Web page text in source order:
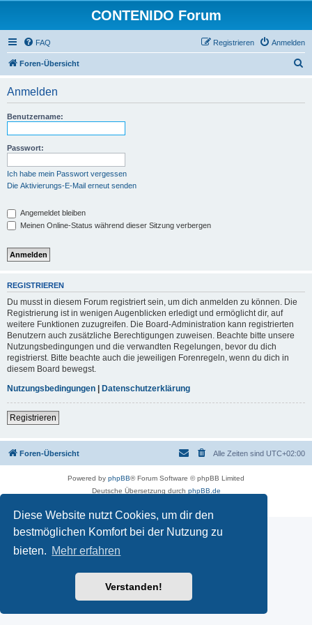
Diese Website nutzt Cookies, um dir den
bestmöglichen Komfort bei der Nutzung zu
bieten. Mehr erfahren
Verstanden!
CONTENIDO Forum
FAQ Anmelden
Registrieren
Foren-Übersicht
Anmelden
Benutzername:
Passwort:
Ich habe mein Passwort vergessen
Die Aktivierungs-E-Mail erneut senden
Angemeldet bleiben
Meinen Online-Status während dieser Sitzung verbergen
REGISTRIEREN
Du musst in diesem Forum registriert sein, um dich anmelden zu können. Die
Registrierung ist in wenigen Augenblicken erledigt und ermöglicht dir, auf
weitere Funktionen zuzugreifen. Die Board-Administration kann registrierten
Benutzern auch zusätzliche Berechtigungen zuweisen. Beachte bitte unsere
Nutzungsbedingungen und die verwandten Regelungen, bevor du dich
registrierst. Bitte beachte auch die jeweiligen Forenregeln, wenn du dich in
diesem Board bewegst.
Nutzungsbedingungen | Datenschutzerklärung
Registrieren
Foren-Übersicht Alle Zeiten sind UTC+02:00
Powered by phpBB® Forum Software © phpBB Limited
Deutsche Übersetzung durch phpBB.de